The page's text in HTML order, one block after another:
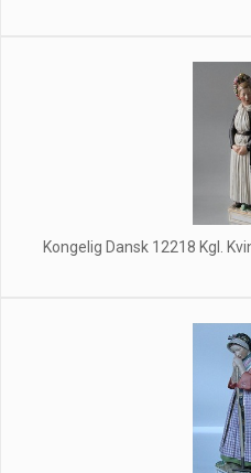
Kongelig Dansk 12218 Kgl.